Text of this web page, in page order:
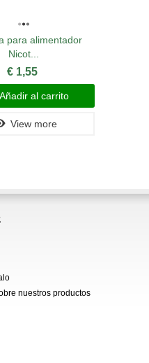
para alimentador
Nicot...
€ 1,55
Añadir al carrito
View more
nuestros productos